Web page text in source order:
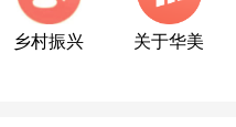
乡村振兴 关于华美